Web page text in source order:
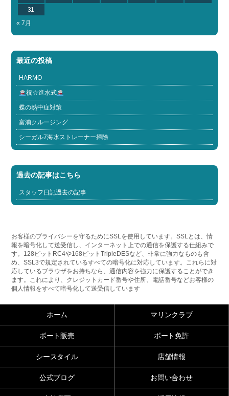
31
« 7月
最近の投稿
HARMO
祝☆進水式
蝶の熱中症対策
富浦クルージング
シーガル7海水ストレーナー掃除
過去の記事はこちら
スタッフ日記過去の記事
お客様のプライバシーを守るためにSSLを使用しています。SSLとは、情
報を暗号化して送受信し、インターネット上での通信を保護する仕組みで
す。128ビットRC4や168ビットTripleDESなど、非常に強力なものも含
め、SSL3で規定されているすべての暗号化に対応しています。これらに対
応しているブラウザをお持ちなら、通信内容を強力に保護することができ
ます。これにより、クレジットカード番号や住所、電話番号などお客様の
個人情報をすべて暗号化して送受信しています
ホーム マリンクラブ
ボート販売 ボート免許
シースタイル 店舗情報
公式ブログ お問い合わせ